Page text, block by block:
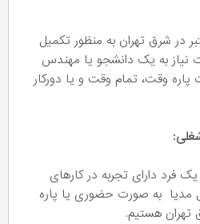
در شرق تهران به منظور تکمیل
نیاز به یک دانشجو یا مهندس
وقت، تمام وقت و یا دورکار
دارای تجربه در کارهای
مدیا به صورت حضوری یا پاره
هستیم.